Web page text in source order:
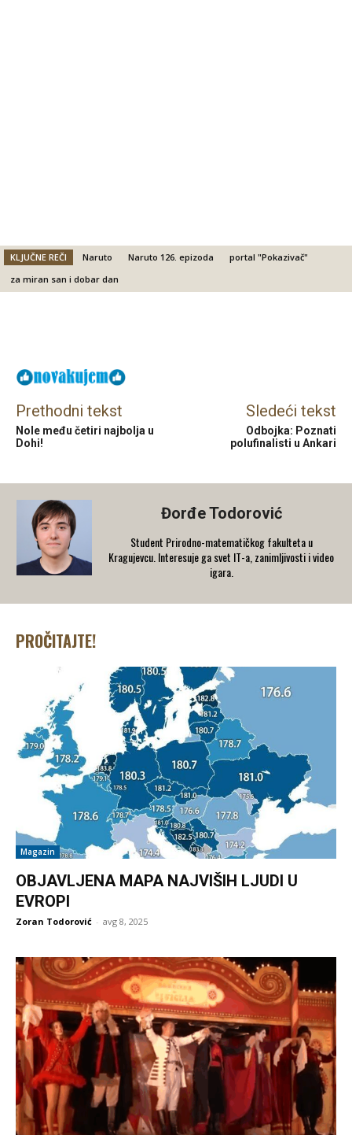
KLJUČNE REČI Naruto Naruto 126. epizoda
portal "Pokazivač"
za miran san i dobar dan
Prethodni tekst
Nole među četiri najbolja u
Dohi!
Sledeći tekst
Odbojka: Poznati
polufinalisti u Ankari
Đorđe Todorović
Student Prirodno-matematičkog fakulteta u
Kragujevcu. Interesuje ga svet IT-a, zanimljivosti i video
igara.
PROČITAJTE!
Magazin
OBJAVLJENA MAPA NAJVIŠIH LJUDI U
EVROPI
Zoran Todorović - avg 8, 2025